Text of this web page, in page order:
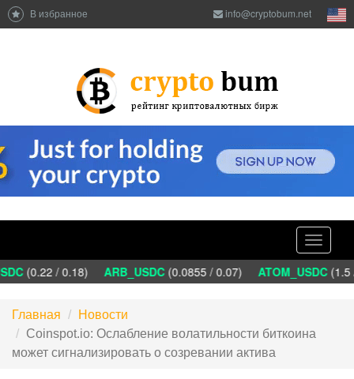
В избранное info@cryptobum.net
Toggle
(0.22 / 0.18) ARB_USDC(0.0855 / 0.07) ATOM_USDC(1.5
Главная
Новости
Coinspot.io: Ослабление волатильности биткоина
может сигнализировать о созревании актива